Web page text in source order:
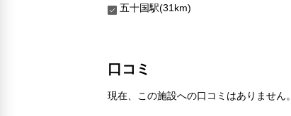
五十国駅(31km)
口コミ
現在、この施設への口コミはありません。